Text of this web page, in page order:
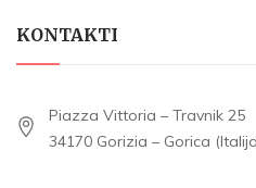
KONTAKTI
Piazza Vittoria – Travnik 25
34170 Gorizia – Gorica